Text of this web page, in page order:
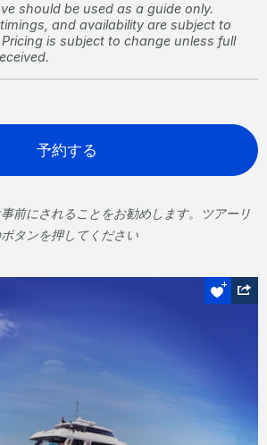
should be used as a guide only.
and availability are subject to
is subject to change unless full
予約する
前にされることをお勧めします。ツアーリ
タンを押してください
ノーケルOrダイブ
トバリアリー